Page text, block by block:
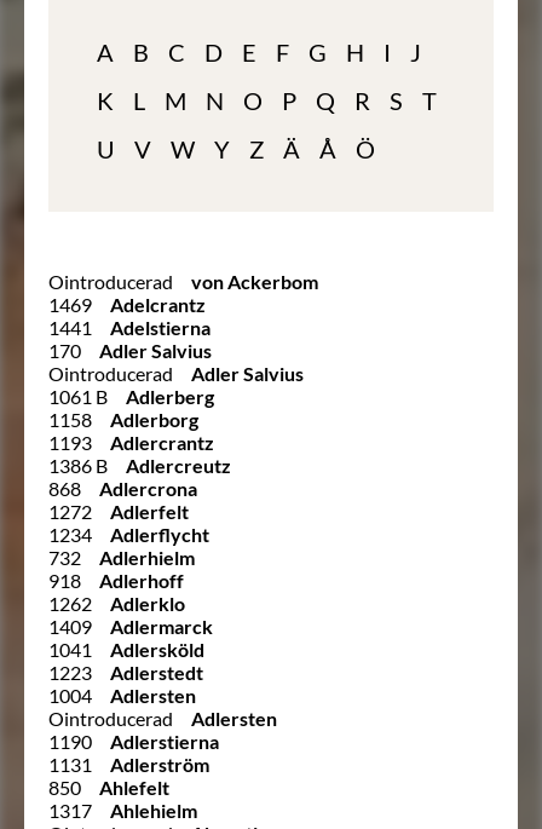
A B C D E F G H I
J
K
L M N O P Q R S
T
U
V W Y Z Ä Å Ö
Ointroducerad
von Ackerbom
1469
Adelcrantz
1441
Adelstierna
170
Adler Salvius
Ointroducerad
Adler Salvius
1061 B
Adlerberg
1158
Adlerborg
1193
Adlercrantz
1386 B
Adlercreutz
868
Adlercrona
1272
Adlerfelt
1234
Adlerflycht
732
Adlerhielm
918
Adlerhoff
1262
Adlerklo
1409
Adlermarck
1041
Adlersköld
1223
Adlerstedt
1004
Adlersten
Ointroducerad
Adlersten
1190
Adlerstierna
1131
Adlerström
850
Ahlefelt
1317
Ahlehielm